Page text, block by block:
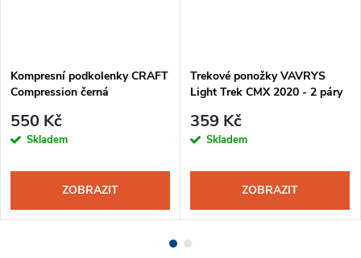
Kompresní podkolenky CRAFT
Compression černá
550 Kč
Skladem
ZOBRAZIT
Trekové ponožky VAVRYS
Light Trek CMX 2020 - 2 páry
359 Kč
Skladem
ZOBRAZIT